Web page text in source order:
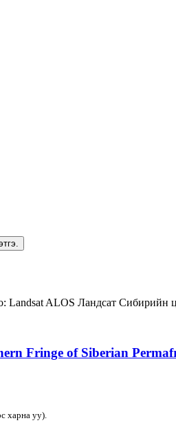
Landsat ALOS Ландсат Сибирийн
Fringe of Siberian
харна уу).